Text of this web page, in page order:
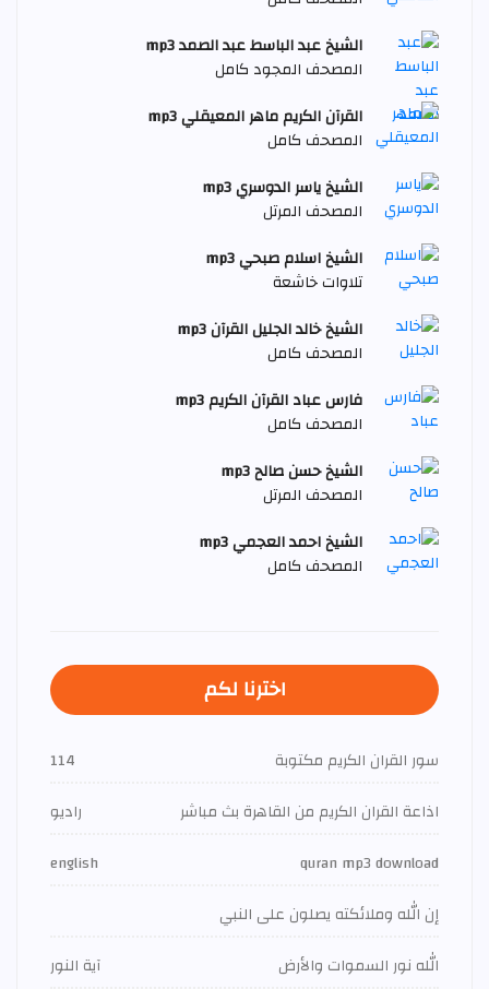
الشيخ عبد الباسط عبد الصمد mp3
المصحف المجود كامل
القرآن الكريم ماهر المعيقلي mp3
المصحف كامل
الشيخ ياسر الدوسري mp3
المصحف المرتل
الشيخ اسلام صبحي mp3
تلاوات خاشعة
الشيخ خالد الجليل القرآن mp3
المصحف كامل
فارس عباد القرآن الكريم mp3
المصحف كامل
الشيخ حسن صالح mp3
المصحف المرتل
الشيخ احمد العجمي mp3
المصحف كامل
اخترنا لكم
سور القران الكريم مكتوبة
114
اذاعة القران الكريم من القاهرة بث مباشر
راديو
quran mp3 download
english
إن الله وملائكته يصلون على النبي
الله نور السموات والأرض
آية النور